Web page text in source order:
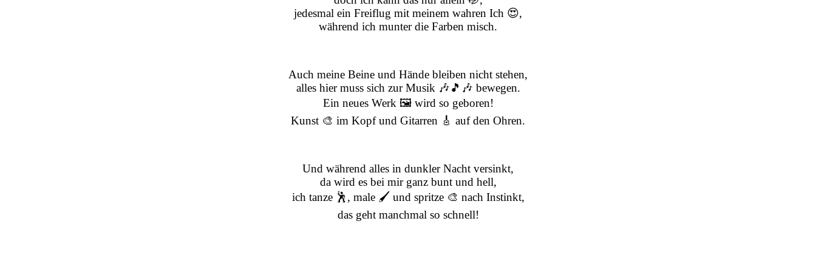
jedesmal ein Freiflug mit meinem wahren Ich 😍,
während ich munter die Farben misch.
Auch meine Beine und Hände bleiben nicht stehen,
alles hier muss sich zur Musik 🎶🎵🎶 bewegen.
Ein neues Werk 🖼️ wird so geboren!
Kunst 🎨 im Kopf und Gitarren 🎸 auf den Ohren.
Und während alles in dunkler Nacht versinkt,
da wird es bei mir ganz bunt und hell,
ich tanze 🕺, male 🖌️ und spritze 🎨 nach Instinkt,
das geht manchmal so schnell!